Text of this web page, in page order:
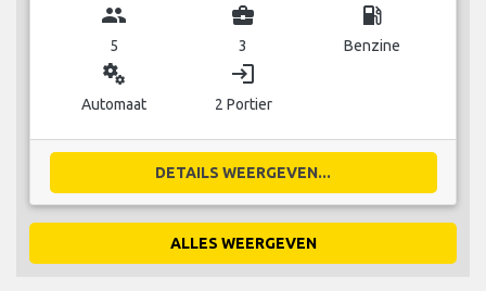
group
5
business_center
3
local_gas_station
Benzine
miscellaneous_services
Automaat
login
2 Portier
DETAILS WEERGEVEN...
ALLES WEERGEVEN